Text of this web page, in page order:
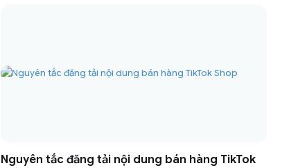
Nguyên tắc đăng tải nội dung bán hàng TikTok